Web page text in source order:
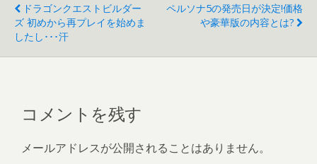
ドラゴンクエストビルダー
ズ 初めから再プレイを始めま
したし･･･汗
ペルソナ5の発売日が決定!価格
や豪華版の内容とは?
コメントを残す
メールアドレスが公開されることはありません。